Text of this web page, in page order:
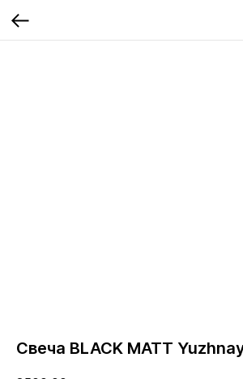
Свеча BLACK MATT